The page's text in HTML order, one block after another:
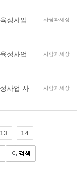
성사업
사람과세상
성사업
사람과세상
사업 사
사람과세상
13 14